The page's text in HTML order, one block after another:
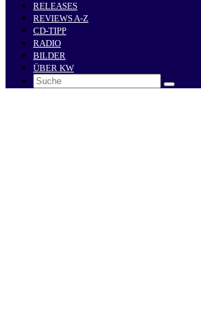
RELEASES
REVIEWS A-Z
CD-TIPP
RADIO
BILDER
ÜBER KW
Search